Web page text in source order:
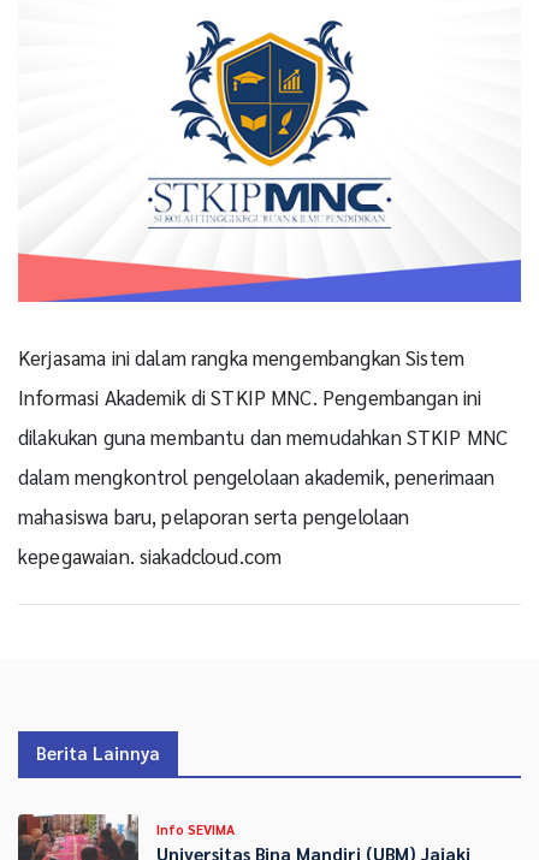
Kerjasama ini dalam rangka mengembangkan Sistem
Informasi Akademik di STKIP MNC. Pengembangan ini
dilakukan guna membantu dan memudahkan STKIP MNC
dalam mengkontrol pengelolaan akademik, penerimaan
mahasiswa baru, pelaporan serta pengelolaan
kepegawaian. siakadcloud.com
Berita Lainnya
Info SEVIMA
Universitas Bina Mandiri (UBM) Jajaki